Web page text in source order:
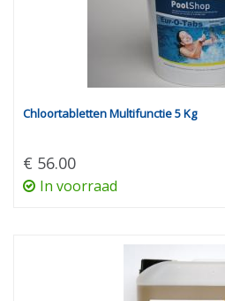
Chloortabletten Multifunctie 5 Kg
€ 56.00
In voorraad